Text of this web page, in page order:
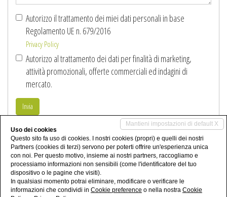
Autorizzo il trattamento dei miei dati personali in base
Regolamento UE n. 679/2016
Privacy Policy
Autorizzo al trattamento dei dati per finalità di marketing,
attività promozionali, offerte commerciali ed indagini di
mercato.
Invia
Condividi
Mantieni impostazioni di default X
Uso dei cookies
Questo sito fa uso di cookies. I nostri cookies (propri) e quelli dei nostri
Partners (cookies di terzi) servono per poterti offrire un'esperienza unica
con noi. Per questo motivo, insieme ai nostri partners, raccogliamo e
processiamo informazioni non sensibili (come l'identificatore del tuo
dispositivo o le pagine che visiti).
In qualsiasi momento potrai eliminare, modificare o verificare le
informazioni che condividi in Cookie preference o nella nostra Cookie